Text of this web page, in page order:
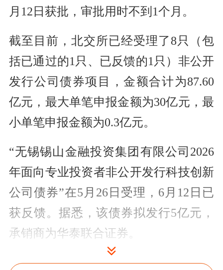
月12日获批，审批用时不到1个月。
截至目前，北交所已经受理了8只（包
括已通过的1只、已反馈的1只）非公开
发行公司债券项目，金额合计为87.60
亿元，最大单笔申报金额为30亿元，最
小单笔申报金额为0.3亿元。
“无锡锡山金融投资集团有限公司2026
年面向专业投资者非公开发行科技创新
公司债券”在5月26日受理，6月12日已
获反馈。据悉，该债券拟发行5亿元，
承销商为华泰联合证券。
“北京首都创业集团有限公司2026年面